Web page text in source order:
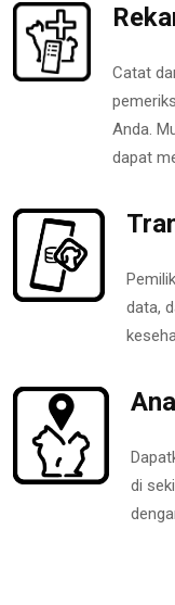
Catat
Anda.
dapat
data,
di